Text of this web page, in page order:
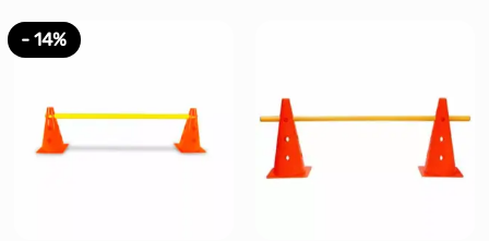
tiene
múltiples
opciones
- 14%